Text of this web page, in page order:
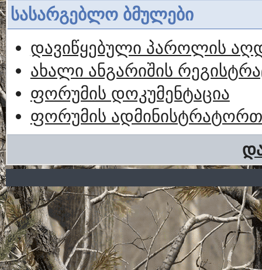
სასარგებლო ბმულები
დავიწყებული პაროლის
ახალი ანგარიშის
ფორუმის დოკუმენტაცია
ფორუმის